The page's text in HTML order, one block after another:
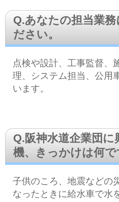
Q.あなたの担当業
ださい。
点検や設計、工事監督、
理、システム担当、公用
います。
Q.阪神水道企業団
機、きっかけは何で
子供のころ、地震などの
なったときに給水車で水